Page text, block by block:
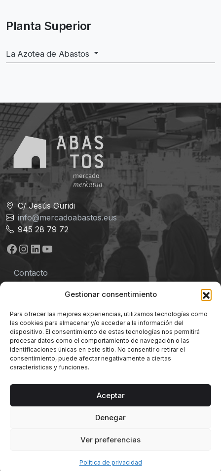
Gestionar consentimiento
Para ofrecer las mejores experiencias, utilizamos tecnologías como
las cookies para almacenar y/o acceder a la información del
dispositivo. El consentimiento de estas tecnologías nos permitirá
procesar datos como el comportamiento de navegación o las
identificaciones únicas en este sitio. No consentir o retirar el
consentimiento, puede afectar negativamente a ciertas
características y funciones.
Aceptar
Denegar
Ver preferencias
Política de privacidad
Planta Superior
La Azotea de Abastos
C/ Jesús Guridi
info@mercadoabastos.eus
945 28 79 72
Facebook
Instagram
LinkedIn
YouTube
Contacto
Política de privacidad
Términos y Condiciones
Política de cookies